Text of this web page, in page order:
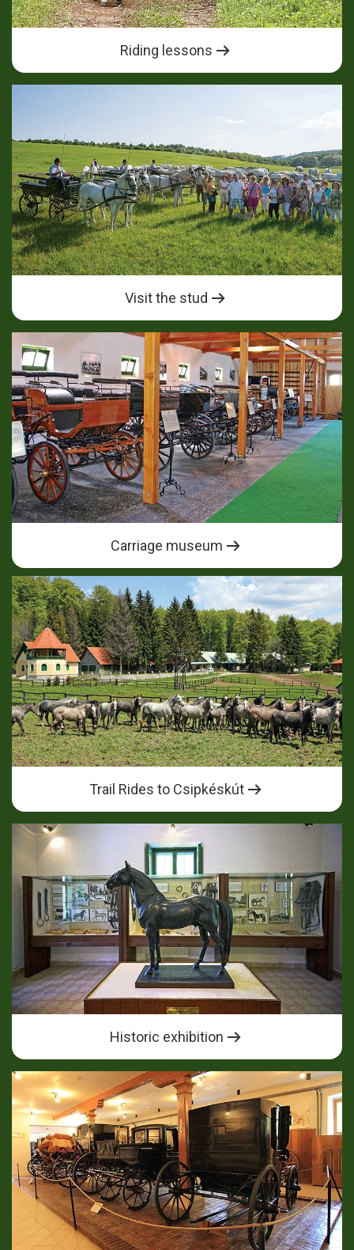
Riding lessons
Visit the stud
Carriage museum
Trail Rides to Csipkéskút
Historic exhibition